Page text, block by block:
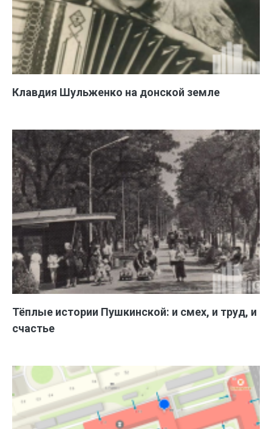
Клавдия Шульженко на донской земле
Тёплые истории Пушкинской: и смех, и труд, и
счастье